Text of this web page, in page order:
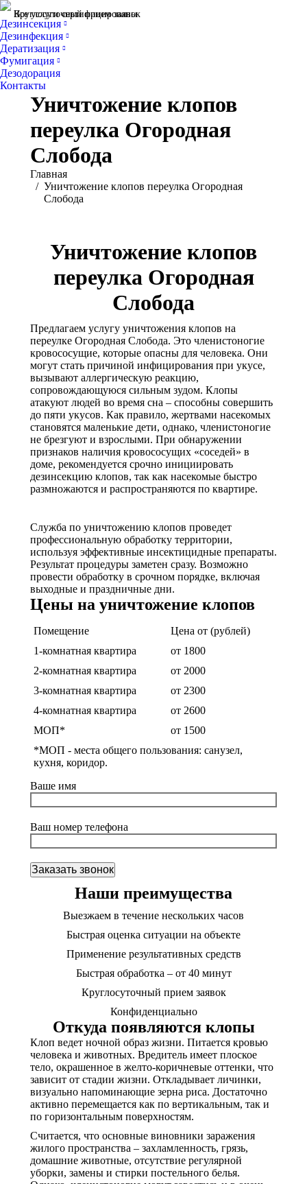
Все услуги сертифицированы
Круглосуточный прием заявок
Дезинсекция
Дезинфекция
Дератизация
Фумигация
Дезодорация
Контакты
Уничтожение клопов
переулка Огородная
Слобода
Вы здесь:
Главная
Уничтожение клопов переулка Огородная
Слобода
Уничтожение клопов
переулка Огородная
Слобода
Предлагаем услугу уничтожения клопов на
переулке Огородная Слобода. Это членистоногие
кровососущие, которые опасны для человека. Они
могут стать причиной инфицирования при укусе,
вызывают аллергическую реакцию,
сопровождающуюся сильным зудом. Клопы
атакуют людей во время сна – способны совершить
до пяти укусов. Как правило, жертвами насекомых
становятся маленькие дети, однако, членистоногие
не брезгуют и взрослыми. При обнаружении
признаков наличия кровососущих «соседей» в
доме, рекомендуется срочно инициировать
дезинсекцию клопов, так как насекомые быстро
размножаются и распространяются по квартире.
Служба по уничтожению клопов проведет
профессиональную обработку территории,
используя эффективные инсектицидные препараты.
Результат процедуры заметен сразу. Возможно
провести обработку в срочном порядке, включая
выходные и праздничные дни.
Цены на уничтожение клопов
Помещение
Цена от (рублей)
1-комнатная квартира
от 1800
2-комнатная квартира
от 2000
3-комнатная квартира
от 2300
4-комнатная квартира
от 2600
МОП*
от 1500
*МОП - места общего пользования: санузел,
кухня, коридор.
Ваше имя
Ваш номер телефона
Наши преимущества
Выезжаем в течение нескольких часов
Быстрая оценка ситуации на объекте
Применение результативных средств
Быстрая обработка – от 40 минут
Круглосуточный прием заявок
Конфиденциально
Откуда появляются клопы
Клоп ведет ночной образ жизни. Питается кровью
человека и животных. Вредитель имеет плоское
тело, окрашенное в желто-коричневые оттенки, что
зависит от стадии жизни. Откладывает личинки,
визуально напоминающие зерна риса. Достаточно
активно перемещается как по вертикальным, так и
по горизонтальным поверхностям.
Считается, что основные виновники заражения
жилого пространства – захламленность, грязь,
домашние животные, отсутствие регулярной
уборки, замены и стирки постельного белья.